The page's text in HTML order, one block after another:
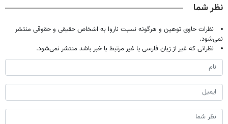
تومان!!!
نظر شما
نظرات حاوی توهین و هرگونه نسبت ناروا به اشخاص حقیقی و حقوقی منتشر
نمی‌شود.
نظراتی که غیر از زبان فارسی یا غیر مرتبط با خبر باشد منتشر نمی‌شود.